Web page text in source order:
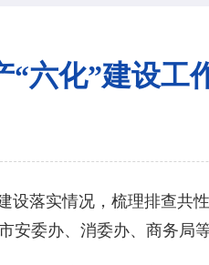
“六化”建设工
落实情况，梳理排查共
安委办、消委办、商务局